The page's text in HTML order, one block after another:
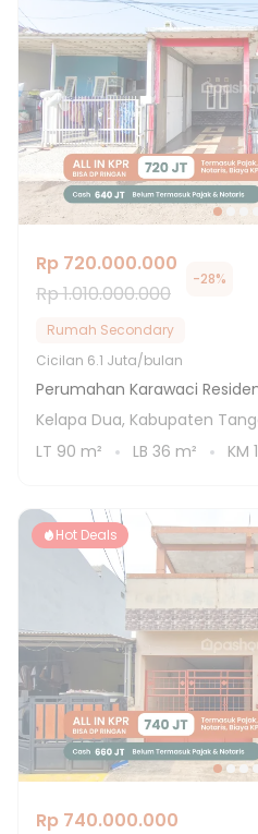
Rp 720.000.000
Rp 1.010.000.000
-28%
Rumah Secondary
Cicilan 6.1 Juta/bulan
Perumahan Karawaci
Kelapa Dua, Kabupaten
LT 90 m² LB 36 m² KM 1
Hot Deals
Rp 740.000.000